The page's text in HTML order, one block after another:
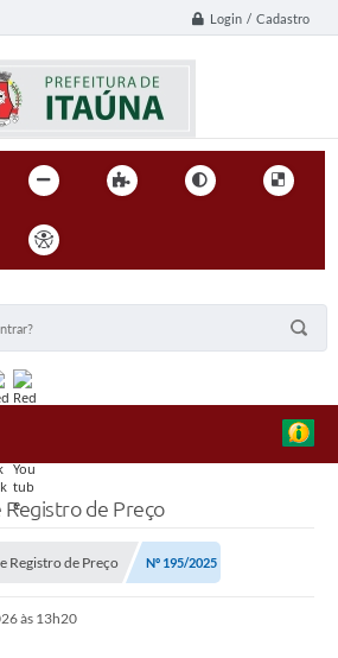
Login / Cadastro
de Preço
Registro de Preço Nº 195/2025
às 13h20